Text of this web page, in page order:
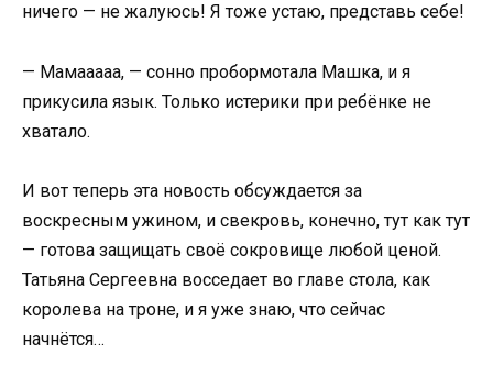
ничего — не жалуюсь! Я тоже устаю, представь себе!
— Мамааааа, — сонно пробормотала Машка, и я
прикусила язык. Только истерики при ребёнке не
хватало.
И вот теперь эта новость обсуждается за
воскресным ужином, и свекровь, конечно, тут как тут
— готова защищать своё сокровище любой ценой.
Татьяна Сергеевна восседает во главе стола, как
королева на троне, и я уже знаю, что сейчас
начнётся…